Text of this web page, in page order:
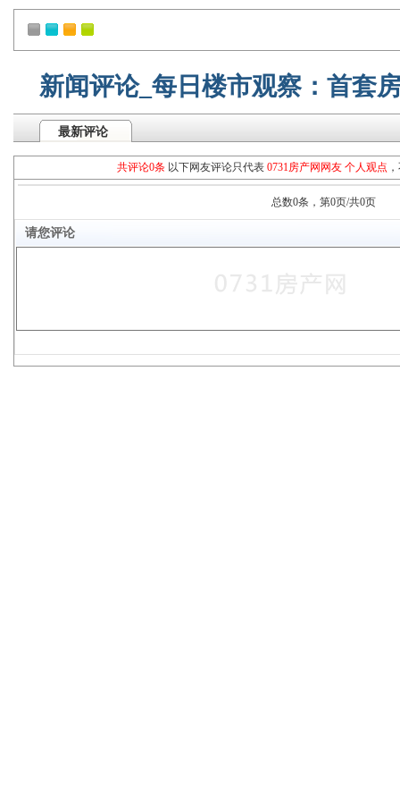
新闻评论_每日楼市观察：首套
最新评论
共评论0条 以下网友评论只代表 0731房产网网友 个人观点
总数0条，第0页/共0页
请您评论